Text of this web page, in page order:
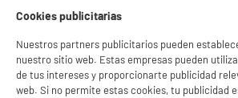
Características adicionales
Con
Evite el
para una
su sartén
Dimensiones del producto
AL 9,5 cm
Cookies publicitarias
Nuestros partners publicitarios pueden
nuestro sitio web. Estas empresas pueden
de tus intereses y proporcionarte publicidad
web. Si no permite estas cookies, tu publicidad